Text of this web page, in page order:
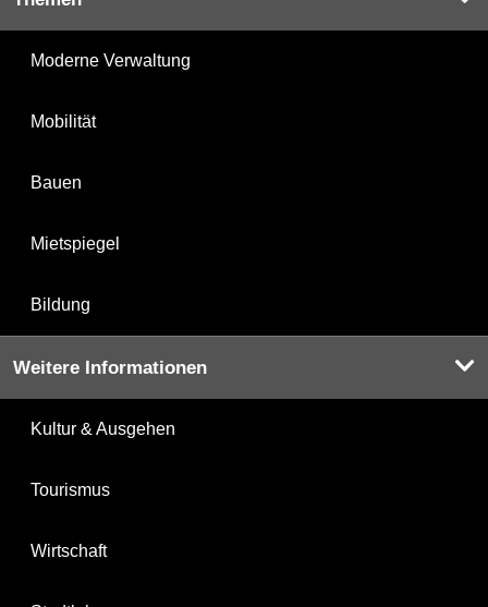
Moderne Verwaltung
Mobilität
Bauen
Mietspiegel
Bildung
Weitere Informationen
Kultur & Ausgehen
Tourismus
Wirtschaft